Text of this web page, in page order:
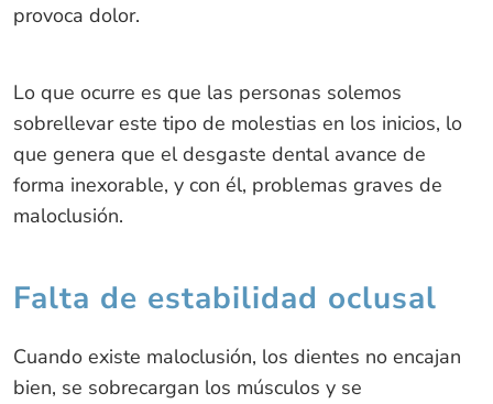
provoca dolor.
Lo que ocurre es que las personas solemos
sobrellevar este tipo de molestias en los inicios, lo
que genera que el desgaste dental avance de
forma inexorable, y con él, problemas graves de
maloclusión.
Falta de estabilidad oclusal
Cuando existe maloclusión, los dientes no encajan
bien, se sobrecargan los músculos y se